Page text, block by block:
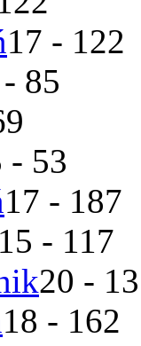
17 - 122
85
- 53
17 - 187
15 - 117
20 -
18 - 162